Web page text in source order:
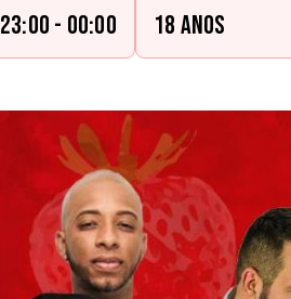
23:00 - 00:00 18 anos